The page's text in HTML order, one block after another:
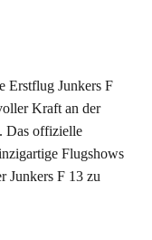
Erstflug Junkers F
Kraft an der
Das offizielle
Flugshows
Junkers F 13 zu